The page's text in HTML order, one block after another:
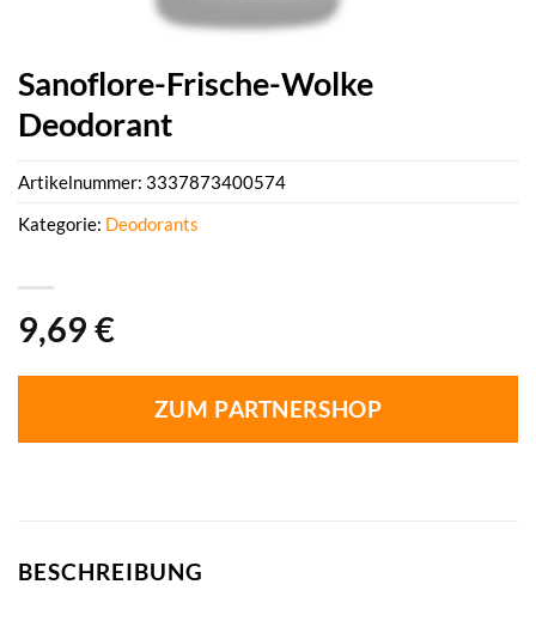
Sanoflore-Frische-Wolke
Deodorant
9,69 €
ZUM PARTNERSHOP
Artikelnummer: 3337873400574
Kategorie: Deodorants
BESCHREIBUNG